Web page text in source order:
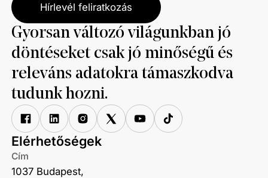
Hírlevél feliratkozás
Gyorsan változó világunkban jó
döntéseket csak jó minőségű és
releváns adatokra támaszkodva
tudunk hozni.
Elérhetőségek
Cím
1037 Budapest,